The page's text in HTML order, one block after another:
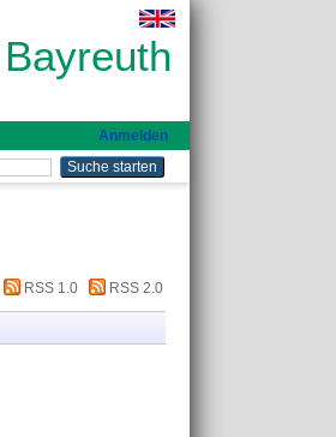
Anmelden
RSS 1.0 RSS 2.0